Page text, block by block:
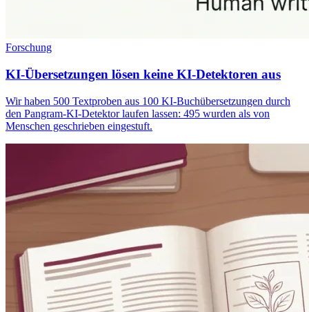
Forschung
KI-Übersetzungen lösen keine KI-Detektoren aus
Wir haben 500 Textproben aus 100 KI-Buchübersetzungen durch
den Pangram-KI-Detektor laufen lassen: 495 wurden als von
Menschen geschrieben eingestuft.